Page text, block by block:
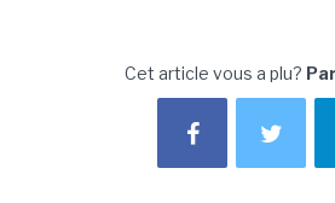
Cet article vous a plu?